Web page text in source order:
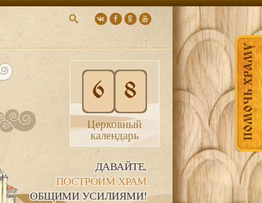
ПОМОЧЬ ХРАМУ
6 8
Церковный
календарь
ДАВАЙТЕ,
ПОСТРОИМ ХРАМ
ОБЩИМИ УСИЛИЯМИ!